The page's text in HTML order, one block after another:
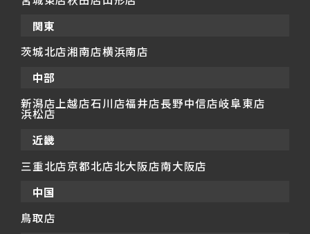
関東
茨城北店湘南店横浜南店
中部
新潟店 上越店石川店福井店長野中信店岐阜東店
浜松店
近畿
三重北店京都北店北大阪店南大阪店
中国
鳥取店